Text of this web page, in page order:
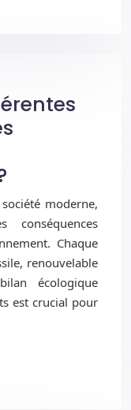
moderne,
Chaque
renouvelable
écologique
est crucial pour